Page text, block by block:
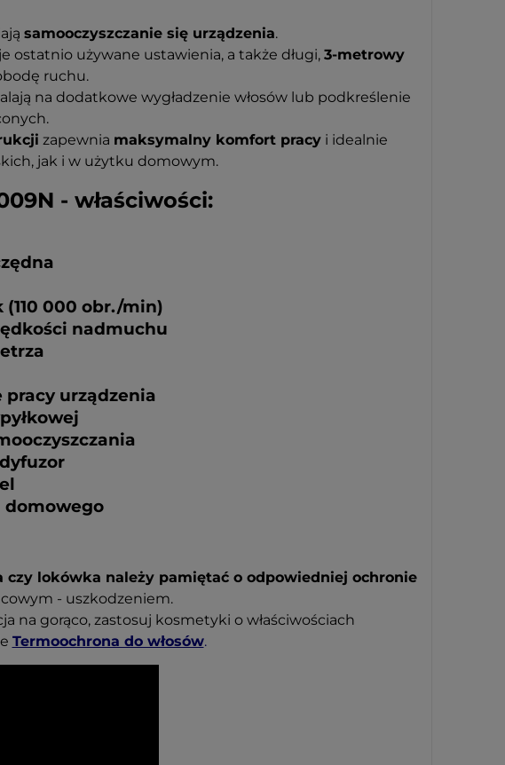
samooczyszczanie się urządzenia.
ostatnio używane ustawienia, a także długi, 3-metrowy
ruchu.
na dodatkowe wygładzenie włosów lub podkreślenie
zapewnia maksymalny komfort pracyi idealnie
jak i w użytku domowym.
- właściwości:
000 obr./min)
nadmuchu
urządzenia
domowego
lokówka należy pamiętać o odpowiedniej ochronie
- uszkodzeniem.
na gorąco, zastosuj kosmetyki o właściwościach
Termoochrona do włosów.